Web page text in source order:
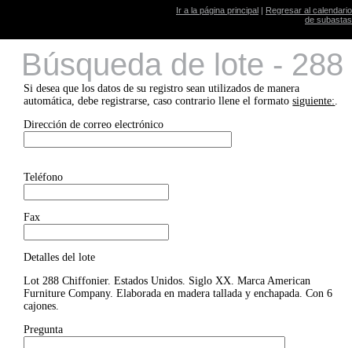
Ir a la página principal | Regresar al calendario
de subastas
Búsqueda de lote - 288
Si desea que los datos de su registro sean utilizados de manera
automática, debe registrarse, caso contrario llene el formatosiguiente:.
Dirección de correo electrónico
Teléfono
Fax
Detalles del lote
Lot 288 Chiffonier. Estados Unidos. Siglo XX. Marca American
Furniture Company. Elaborada en madera tallada y enchapada. Con 6
cajones.
Pregunta